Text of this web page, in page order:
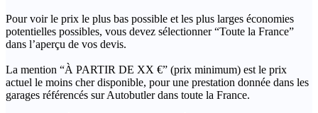
Pour voir le prix le plus bas possible et les plus larges économies
potentielles possibles, vous devez sélectionner “Toute la France”
dans l’aperçu de vos devis.
La mention “À PARTIR DE XX €” (prix minimum) est le prix
actuel le moins cher disponible, pour une prestation donnée dans les
garages référencés sur Autobutler dans toute la France.